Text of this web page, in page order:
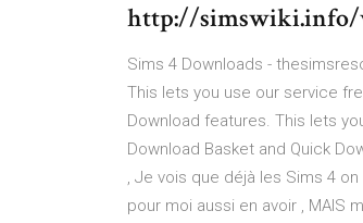
http://simswiki.info/
Sims 4 Downloads -
This lets you use our service
Download features. This lets
Download Basket and Quick
, Je vois que déjà les Sims 4
pour moi aussi en avoir , MAIS